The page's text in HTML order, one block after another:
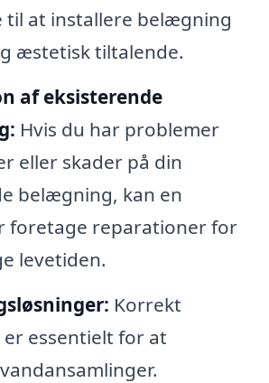
til at installere belægning
æstetisk tiltalende.
af eksisterende
Hvis du har problemer
eller skader på din
belægning, kan en
foretage reparationer for
levetiden.
Korrekt
essentielt for at